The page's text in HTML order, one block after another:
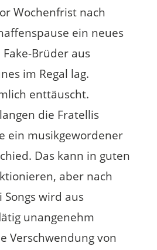
Wochenfrist nach
ein neues
Brüder aus
im Regal lag.
enttäuscht.
die Fratellis
ein musikgewordener
Das kann in guten
aber nach
wird aus
unangenehm
Verschwendung von